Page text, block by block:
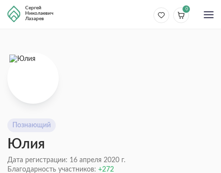
Сергей
Николаевич
Лазарев
0
Познающий
Юлия
Дата регистрации: 16 апреля 2020 г.
Благодарность участников:
272